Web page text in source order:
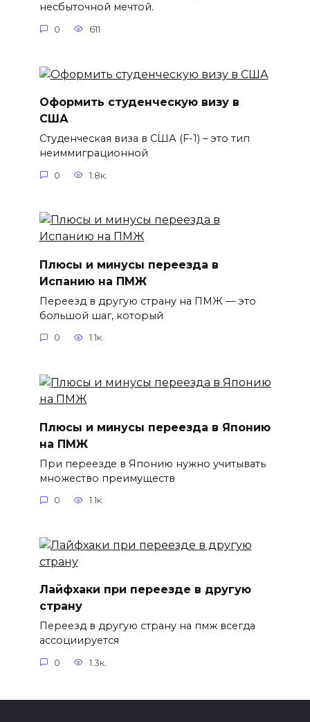
несбыточной мечтой.
0 611
Оформить студенческую визу в
США
Студенческая виза в США (F-1) – это тип
неиммиграционной
0 1.8к.
Плюсы и минусы переезда в
Испанию на ПМЖ
Переезд в другую страну на ПМЖ — это
большой шаг, который
0 1.1к.
Плюсы и минусы переезда в Японию
на ПМЖ
При переезде в Японию нужно учитывать
множество преимуществ
0 1.1к.
Лайфхаки при переезде в другую
страну
Переезд в другую страну на пмж всегда
ассоциируется
0 1.3к.